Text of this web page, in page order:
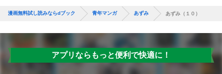
漫画無料試し読みならdブック 青年マンガ あずみ あずみ（１０）
アプリならもっと便利で快適に！